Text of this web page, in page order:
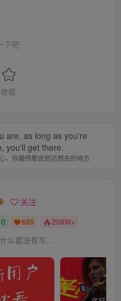
下吧
收藏
are, as long as you're
you'll get there.
，你最终都会到达想去的地方
关注
0 689 208W+
么都没有写...